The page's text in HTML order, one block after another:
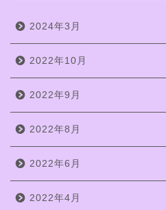
2024年3月
2022年10月
2022年9月
2022年8月
2022年6月
2022年4月